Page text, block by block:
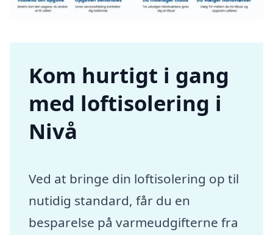
Kom hurtigt i gang
med loftisolering i
Nivå
Ved at bringe din loftisolering op til
nutidig standard, får du en
besparelse på varmeudgifterne fra